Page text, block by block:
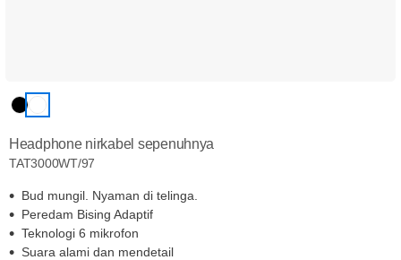
Headphone nirkabel sepenuhnya
TAT3000WT/97
Bud mungil. Nyaman di telinga.
Peredam Bising Adaptif
Teknologi 6 mikrofon
Suara alami dan mendetail